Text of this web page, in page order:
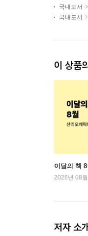
국내도서
국내도서
이 상품
이달의 책
2026년 08
저자 소개